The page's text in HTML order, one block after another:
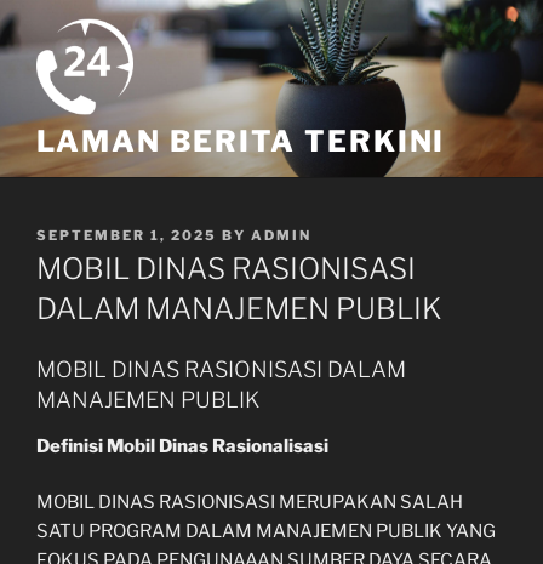
Skip
to
content
LAMAN BERITA TERKINI
POSTED
ON
SEPTEMBER 1, 2025 BY ADMIN
MOBIL DINAS RASIONISASI
DALAM MANAJEMEN PUBLIK
MOBIL DINAS RASIONISASI DALAM
MANAJEMEN PUBLIK
Definisi Mobil Dinas Rasionalisasi
MOBIL DINAS RASIONISASI MERUPAKAN SALAH
SATU PROGRAM DALAM MANAJEMEN PUBLIK YANG